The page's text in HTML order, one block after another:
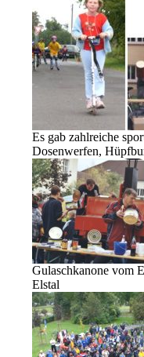
Es gab zahlreiche
Dosenwerfen,
Gulaschkanone vom
Elstal